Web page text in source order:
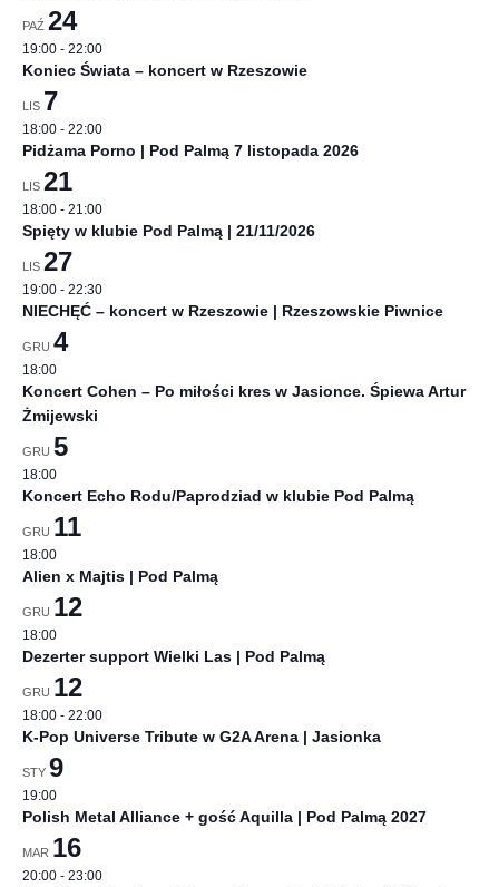
PAŹ 24
19:00 - 22:00
Koniec Świata – koncert w Rzeszowie
LIS 7
18:00 - 22:00
Pidżama Porno | Pod Palmą 7 listopada 2026
LIS 21
18:00 - 21:00
Spięty w klubie Pod Palmą | 21/11/2026
LIS 27
19:00 - 22:30
NIECHĘĆ – koncert w Rzeszowie | Rzeszowskie Piwnice
GRU 4
18:00
Koncert Cohen – Po miłości kres w Jasionce. Śpiewa Artur
Żmijewski
GRU 5
18:00
Koncert Echo Rodu/Paprodziad w klubie Pod Palmą
GRU 11
18:00
Alien x Majtis | Pod Palmą
GRU 12
18:00
Dezerter support Wielki Las | Pod Palmą
GRU 12
18:00 - 22:00
K-Pop Universe Tribute w G2A Arena | Jasionka
STY 9
19:00
Polish Metal Alliance + gość Aquilla | Pod Palmą 2027
MAR 16
20:00 - 23:00